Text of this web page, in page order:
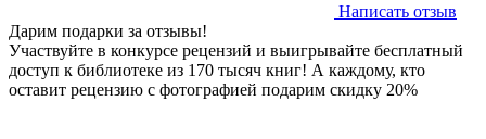
Написать отзыв
Дарим подарки за отзывы!
Участвуйте в конкурсе рецензий и выигрывайте бесплатный
доступ к библиотеке из 170 тысяч книг! А каждому, кто
оставит рецензию с фотографией подарим скидку 20%